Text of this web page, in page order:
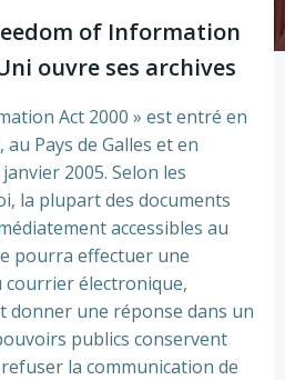
of Information
ouvre ses archives
Act 2000 » est entré en
Pays de Galles et en
2005. Selon les
la plupart des documents
accessibles au
pourra effectuer une
électronique,
donner une réponse dans un
publics conservent
la communication de